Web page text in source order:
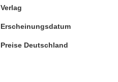
Verlag
Erscheinungsdatum
Preise Deutschland